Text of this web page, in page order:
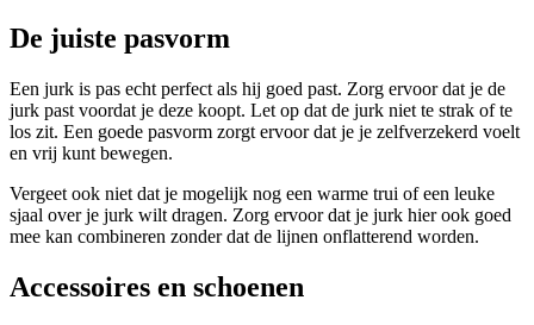
De juiste pasvorm
Een jurk is pas echt perfect als hij goed past. Zorg ervoor dat je de
jurk past voordat je deze koopt. Let op dat de jurk niet te strak of te
los zit. Een goede pasvorm zorgt ervoor dat je je zelfverzekerd voelt
en vrij kunt bewegen.
Vergeet ook niet dat je mogelijk nog een warme trui of een leuke
sjaal over je jurk wilt dragen. Zorg ervoor dat je jurk hier ook goed
mee kan combineren zonder dat de lijnen onflatterend worden.
Accessoires en schoenen